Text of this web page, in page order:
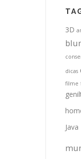
3D
dicas
filme
Java